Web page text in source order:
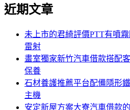
章:
關
近期文章
未上市的君綺評價PTT有噴
雷射
畫室獨家新竹汽車借款搭配
保養
石材養護推薦平台配備隱形
主機
安定新屋方案大寮汽車借款